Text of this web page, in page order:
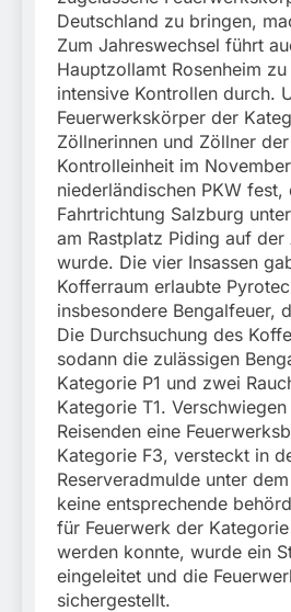
Deutschland zu bringen,
Zum Jahreswechsel führt
Hauptzollamt Rosenheim
intensive Kontrollen durch.
Feuerwerkskörper der
Zöllnerinnen und Zöllner
Kontrolleinheit im
niederländischen PKW fest,
Fahrtrichtung Salzburg
am Rastplatz Piding auf
wurde. Die vier Insassen
Kofferraum erlaubte
insbesondere Bengalfeuer,
Die Durchsuchung des
sodann die zulässigen
Kategorie P1 und zwei
Kategorie T1.
Reisenden eine
Kategorie F3, versteckt in
Reserveradmulde unter
keine entsprechende
für Feuerwerk der
werden konnte, wurde ein
eingeleitet und die
sichergestellt.